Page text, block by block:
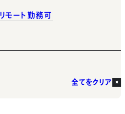
リモート勤務可
全てをクリア